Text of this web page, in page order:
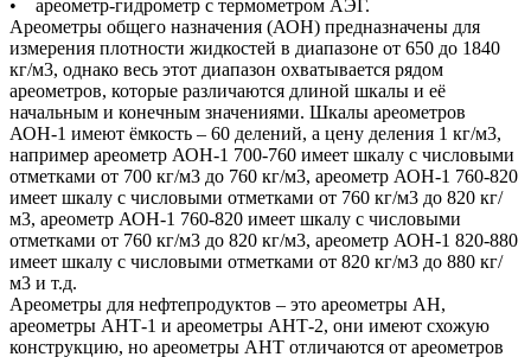
• ареометр-гидрометр с термометром АЭГ.
Ареометры общего назначения (АОН) предназначены для
измерения плотности жидкостей в диапазоне от 650 до 1840
кг/м3, однако весь этот диапазон охватывается рядом
ареометров, которые различаются длиной шкалы и её
начальным и конечным значениями. Шкалы ареометров
АОН-1 имеют ёмкость – 60 делений, а цену деления 1 кг/м3,
например ареометр АОН-1 700-760 имеет шкалу с числовыми
отметками от 700 кг/м3 до 760 кг/м3, ареометр АОН-1 760-820
имеет шкалу с числовыми отметками от 760 кг/м3 до 820 кг/
м3, ареометр АОН-1 760-820 имеет шкалу с числовыми
отметками от 760 кг/м3 до 820 кг/м3, ареометр АОН-1 820-880
имеет шкалу с числовыми отметками от 820 кг/м3 до 880 кг/
м3 и т.д.
Ареометры для нефтепродуктов – это ареометры АН,
ареометры АНТ-1 и ареометры АНТ-2, они имеют схожую
конструкцию, но ареометры АНТ отличаются от ареометров